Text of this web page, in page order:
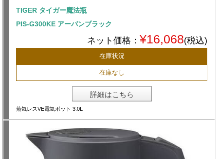
TIGER タイガー魔法瓶
PIS-G300KE アーバンブラック
ネット価格： ¥16,068(税込)
在庫状況
在庫なし
詳細はこちら
蒸気レスVE電気ポット 3.0L